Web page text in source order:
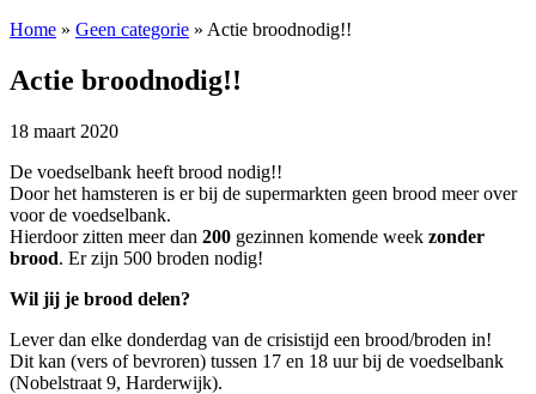
Home » Geen categorie » Actie broodnodig!!
Actie broodnodig!!
18 maart 2020
De voedselbank heeft brood nodig!!
Door het hamsteren is er bij de supermarkten geen brood meer over
voor de voedselbank.
Hierdoor zitten meer dan 200 gezinnen komende week zonder
brood. Er zijn 500 broden nodig!
Wil jij je brood delen?
Lever dan elke donderdag van de crisistijd een brood/broden in!
Dit kan (vers of bevroren) tussen 17 en 18 uur bij de voedselbank
(Nobelstraat 9, Harderwijk).